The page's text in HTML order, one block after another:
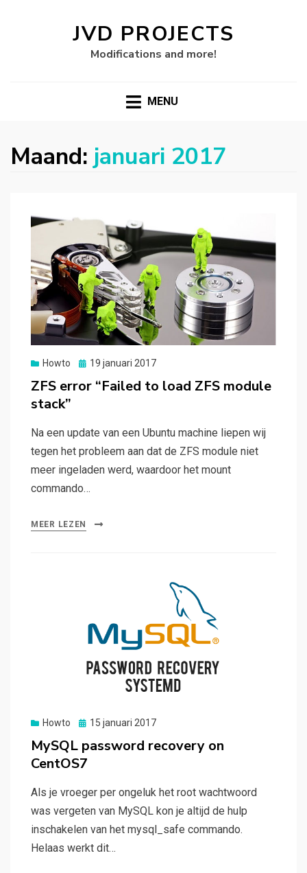
JVD PROJECTS
Modifications and more!
MENU
Maand: januari 2017
Howto
Gepubliceerd
19 januari 2017
ZFS error “Failed to load ZFS module
stack”
Na een update van een Ubuntu machine liepen wij
tegen het probleem aan dat de ZFS module niet
meer ingeladen werd, waardoor het mount
commando…
MEER LEZEN
Howto
Gepubliceerd
15 januari 2017
MySQL password recovery on
CentOS7
Als je vroeger per ongeluk het root wachtwoord
was vergeten van MySQL kon je altijd de hulp
inschakelen van het mysql_safe commando.
Helaas werkt dit…